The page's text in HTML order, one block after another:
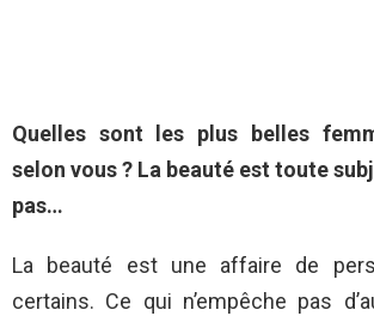
Quelles sont les plus belles
selon vous ? La beauté est toute
pas…
La beauté est une affaire de
certains. Ce qui n’empêche pas